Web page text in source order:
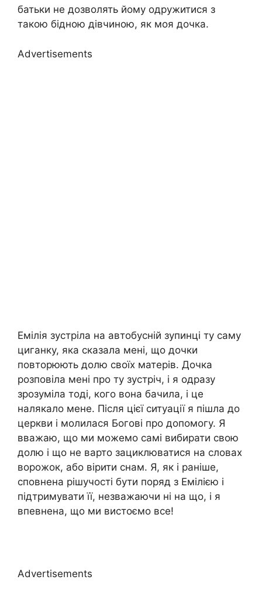
батьки не дозволять йому одружитися з
такою бідною дівчиною, як моя дочка.
Advertisements
Емілія зустріла на автобусній зупинці ту саму
циганку, яка сказала мені, що дочки
повторюють долю своїх матерів. Дочка
розповіла мені про ту зустріч, і я одразу
зрозуміла тоді, кого вона бачила, і це
налякало мене. Після цієї ситуації я пішла до
церкви і молилася Богові про допомогу. Я
вважаю, що ми можемо самі вибирати свою
долю і що не варто зациклюватися на словах
ворожок, або вірити снам. Я, як і раніше,
сповнена рішучості бути поряд з Емілією і
підтримувати її, незважаючи ні на що, і я
впевнена, що ми вистоємо все!
Advertisements